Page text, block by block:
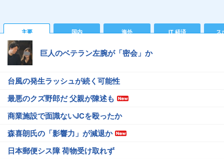
主要 国内 海外 IT 経済 ス
巨人のベテラン左腕が「密会」か
台風の発生ラッシュが続く可能性
最悪のクズ野郎だ 父親が陳述も
商業施設で面識ないJCを殴ったか
森喜朗氏の「影響力」が減退か
日本郵便シス障 荷物受け取れず